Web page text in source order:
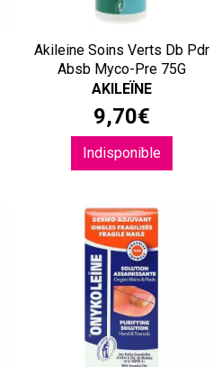
Akileine Soins Verts Db Pdr
Absb Myco-Pre 75G
AKILEÏNE
9,70€
Indisponible